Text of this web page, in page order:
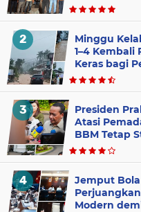
Minggu
1–4 Kembali
Keras bagi
Presiden
Atasi
BBM Tetap
Jemput
Modern